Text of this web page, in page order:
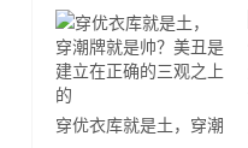
妆后, 肖战卸妆后, 看
到黄子韬: 不许画眼线
穿优衣库就是土，穿潮